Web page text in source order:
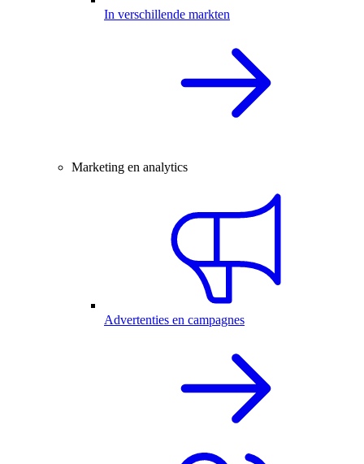
In verschillende markten
Marketing en analytics
Advertenties en campagnes